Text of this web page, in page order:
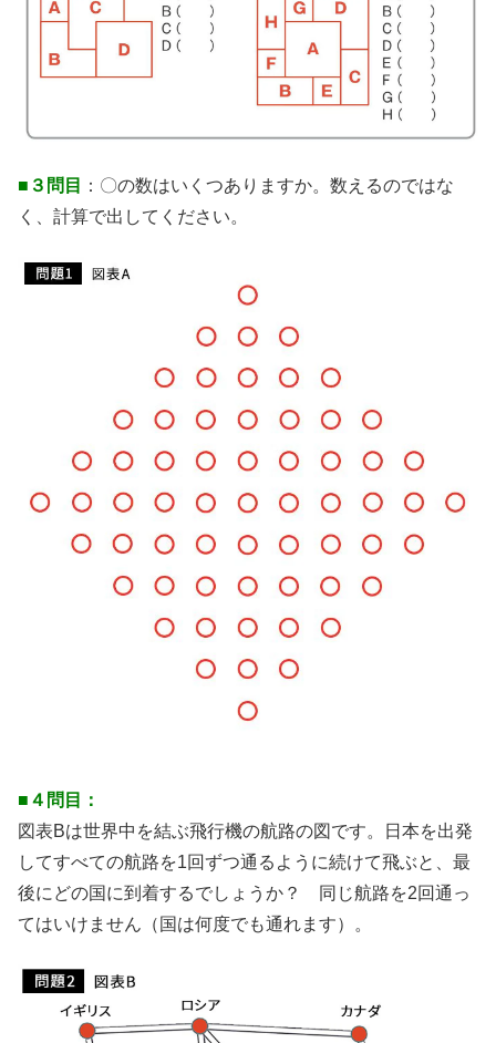
■３問目
：〇の数はいくつありますか。数えるのではな
く、計算で出してください。
■４問目：
図表Bは世界中を結ぶ飛行機の航路の図です。日本を出発
してすべての航路を1回ずつ通るように続けて飛ぶと、最
後にどの国に到着するでしょうか？ 同じ航路を2回通っ
てはいけません（国は何度でも通れます）。